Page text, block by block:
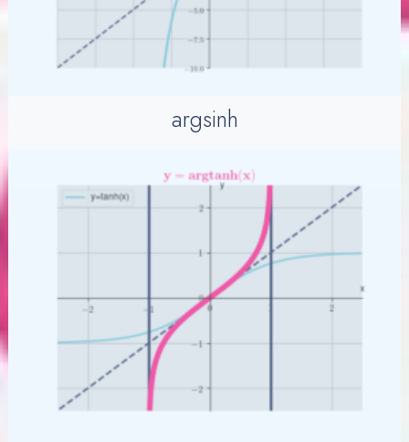
argsinh